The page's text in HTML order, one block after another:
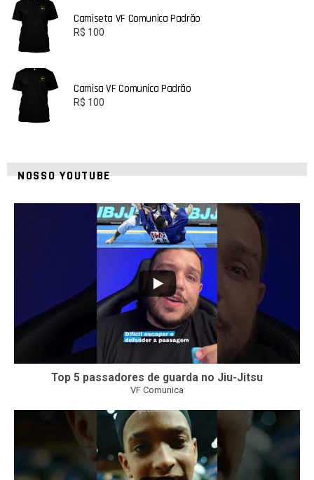
Camiseta VF Comunica Padrão
R$ 100
Camisa VF Comunica Padrão
R$ 100
NOSSO YOUTUBE
Top 5 passadores de guarda no Jiu-Jitsu
VF Comunica